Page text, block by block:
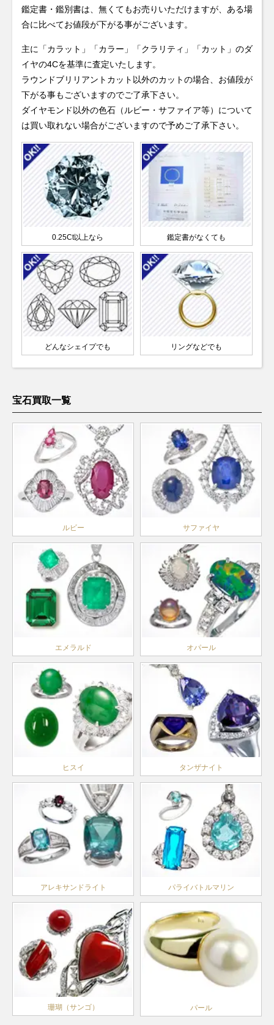
鑑定書・鑑別書は、無くてもお売りいただけますが、ある場
合に比べてお値段が下がる事がございます。
主に「カラット」「カラー」「クラリティ」「カット」のダ
イヤの4Cを基準に査定いたします。
ラウンドブリリアントカット以外のカットの場合、お値段が
下がる事もございますのでご了承下さい。
ダイヤモンド以外の色石（ルビー・サファイア等）について
は買い取れない場合がございますので予めご了承下さい。
0.25Ct以上なら 鑑定書がなくても
どんなシェイプでも リングなどでも
宝石買取一覧
ルビー サファイヤ
エメラルド オパール
ヒスイ タンザナイト
アレキサンドライト パライバトルマリン
珊瑚（サンゴ） パール